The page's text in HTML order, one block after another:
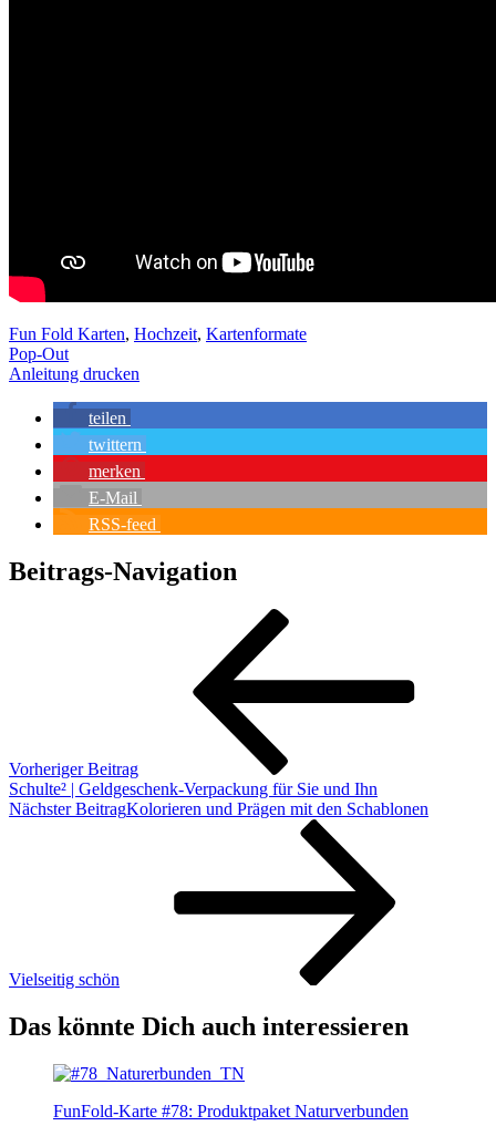
Fun Fold Karten, Hochzeit, Kartenformate
Pop-Out
Anleitung drucken
teilen
twittern
merken
E-Mail
RSS-feed
Beitrags-Navigation
Vorheriger Beitrag
Schulte² | Geldgeschenk-Verpackung für Sie und Ihn
Nächster BeitragKolorieren und Prägen mit den Schablonen
Vielseitig schön
Das könnte Dich auch interessieren
FunFold-Karte #78: Produktpaket Naturverbunden